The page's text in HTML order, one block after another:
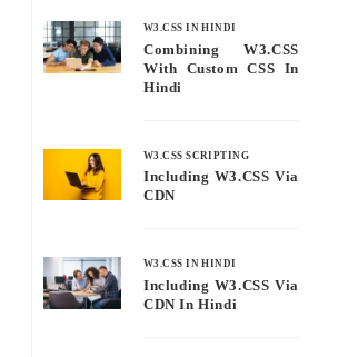
W3.CSS IN HINDI
Combining W3.CSS
With Custom CSS In
Hindi
W3.CSS SCRIPTING
Including W3.CSS Via
CDN
W3.CSS IN HINDI
Including W3.CSS Via
CDN In Hindi